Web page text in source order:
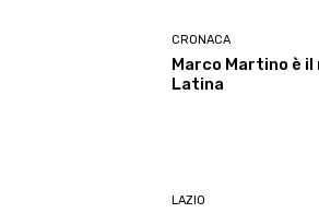
CRONACA
Marco Martino è
Latina
LAZIO